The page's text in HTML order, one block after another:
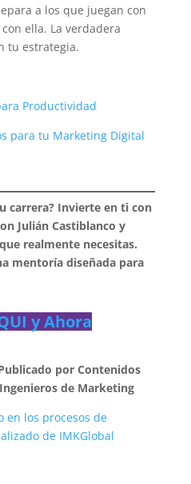
a los que juegan con
ella. La verdadera
tu estrategia.
Productividad
para tu Marketing Digital
carrera? Invierte en ti con
Julián Castiblanco y
realmente necesitas.
mentoría diseñada para
y Ahora
por Contenidos
de Marketing
en los procesos de
de IMKGlobal